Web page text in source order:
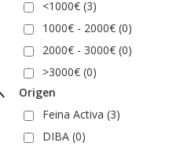
<1000€ (3)
1000€ - 2000€ (0)
2000€ - 3000€ (0)
>3000€ (0)
Origen
Feina Activa (3)
DIBA (0)